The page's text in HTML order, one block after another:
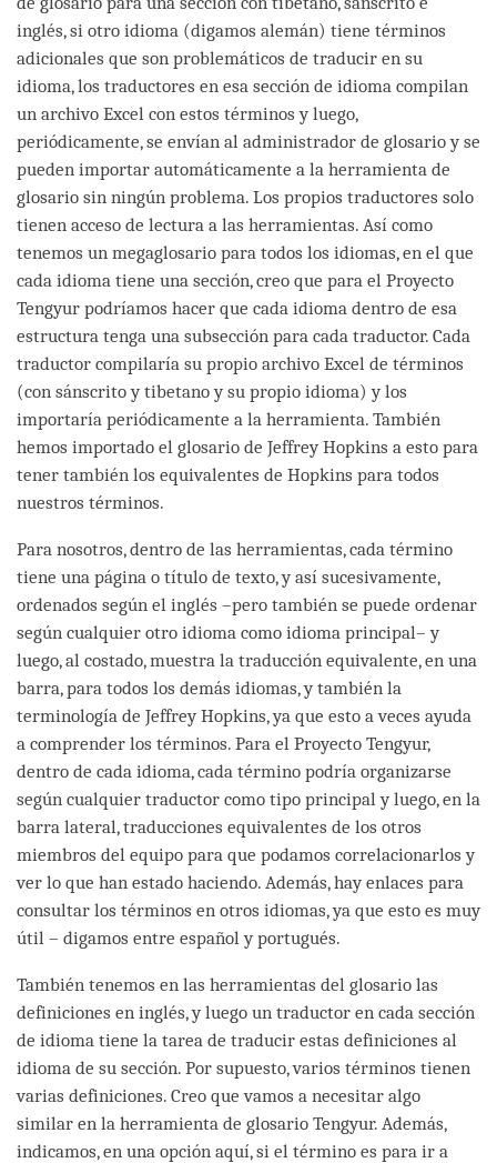
inglés, si otro idioma (digamos alemán) tiene términos
adicionales que son problemáticos de traducir en su
idioma, los traductores en esa sección de idioma compilan
un archivo Excel con estos términos y luego,
periódicamente, se envían al administrador de glosario y se
pueden importar automáticamente a la herramienta de
glosario sin ningún problema. Los propios traductores solo
tienen acceso de lectura a las herramientas. Así como
tenemos un megaglosario para todos los idiomas, en el que
cada idioma tiene una sección, creo que para el Proyecto
Tengyur podríamos hacer que cada idioma dentro de esa
estructura tenga una subsección para cada traductor. Cada
traductor compilaría su propio archivo Excel de términos
(con sánscrito y tibetano y su propio idioma) y los
importaría periódicamente a la herramienta. También
hemos importado el glosario de Jeffrey Hopkins a esto para
tener también los equivalentes de Hopkins para todos
nuestros términos.
Para nosotros, dentro de las herramientas, cada término
tiene una página o título de texto, y así sucesivamente,
ordenados según el inglés –pero también se puede ordenar
según cualquier otro idioma como idioma principal– y
luego, al costado, muestra la traducción equivalente, en una
barra, para todos los demás idiomas, y también la
terminología de Jeffrey Hopkins, ya que esto a veces ayuda
a comprender los términos. Para el Proyecto Tengyur,
dentro de cada idioma, cada término podría organizarse
según cualquier traductor como tipo principal y luego, en la
barra lateral, traducciones equivalentes de los otros
miembros del equipo para que podamos correlacionarlos y
ver lo que han estado haciendo. Además, hay enlaces para
consultar los términos en otros idiomas, ya que esto es muy
útil – digamos entre español y portugués.
También tenemos en las herramientas del glosario las
definiciones en inglés, y luego un traductor en cada sección
de idioma tiene la tarea de traducir estas definiciones al
idioma de su sección. Por supuesto, varios términos tienen
varias definiciones. Creo que vamos a necesitar algo
similar en la herramienta de glosario Tengyur. Además,
indicamos, en una opción aquí, si el término es para ir a